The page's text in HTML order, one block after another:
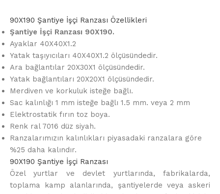
90X190 Şantiye İşçi Ranzası Özellikleri
Şantiye İşçi Ranzası 90X190.
Ayaklar 40X40X1.2
Yatak taşıyıcıları 40X40X1.2 ölçüsündedir.
Ara bağlantılar 20X30X1 ölçüsündedir.
Yatak bağlantıları 20X20X1 ölçüsündedir.
Merdiven ve korkuluk isteğe bağlı.
Sac kalınlığı 1 mm isteğe bağlı 1.5 mm. veya 2 mm
Elektrostatik fırın toz boya.
Renk ral 7016 düz siyah.
Ranzalarımızın kalınlıkları piyasadaki ranzalara göre
%25 daha kalındır.
90X190 Şantiye İşçi Ranzası
Özel yurtlar ve devlet yurtlarında, fabrikalarda,
toplama kamp alanlarında, şantiyelerde veya askeri